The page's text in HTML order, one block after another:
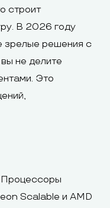
строит
В 2026 году
зрелые решения с
не делите
Это
Процессоры
Scalable и AMD